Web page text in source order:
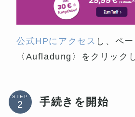
公式HPにアクセス し、ペ
〈Aufladung〉をクリック
STEP 手続きを開始